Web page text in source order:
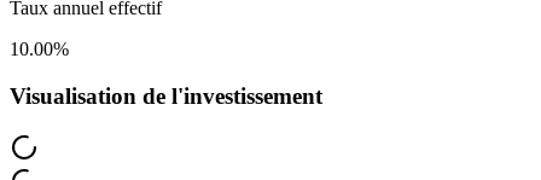
Taux annuel effectif
10.00%
Visualisation de l'investissement